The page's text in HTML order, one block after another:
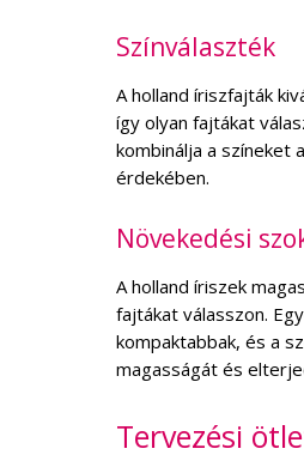
Színválaszték
A holland íriszfajták
így olyan fajtákat
kombinálja a színeket
érdekében.
Növekedési
A holland íriszek
fajtákat válasszon.
kompaktabbak, és a
magasságát és
Tervezési